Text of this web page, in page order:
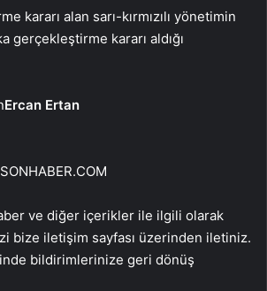
kararı alan sarı-kırmızılı yönetimin
gerçekleştirme kararı aldığı
Ercan Ertan
ve diğer içerikler ile ilgili olarak
bize iletişim sayfası üzerinden iletiniz.
bildirimlerinize geri dönüş